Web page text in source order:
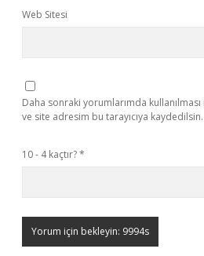
Web Sitesi
Daha sonraki yorumlarımda
ve site adresim bu tarayıcıya kaydedilsin.
10 - 4 kaçtır?*